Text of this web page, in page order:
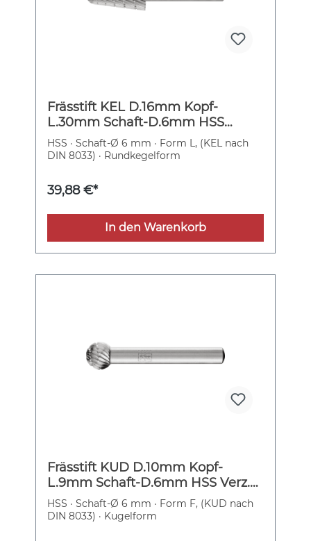
Frässtift KEL D.16mm Kopf-
L.30mm Schaft-D.6mm HSS
Verz.3 PFERD
HSS · Schaft-Ø 6 mm · Form L, (KEL nach
DIN 8033) · Rundkegelform
39,88 €*
In den Warenkorb
Frässtift KUD D.10mm Kopf-
L.9mm Schaft-D.6mm HSS Verz.3
PFERD
HSS · Schaft-Ø 6 mm · Form F, (KUD nach
DIN 8033) · Kugelform